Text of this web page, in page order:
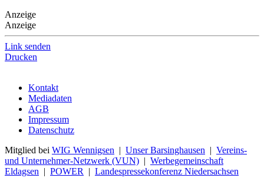
Anzeige
Anzeige
Link senden
Drucken
Kontakt
Mediadaten
AGB
Impressum
Datenschutz
Mitglied bei WIG Wennigsen | Unser Barsinghausen | Vereins-
und Unternehmer-Netzwerk (VUN) | Werbegemeinschaft
Eldagsen | POWER | Landespressekonferenz Niedersachsen